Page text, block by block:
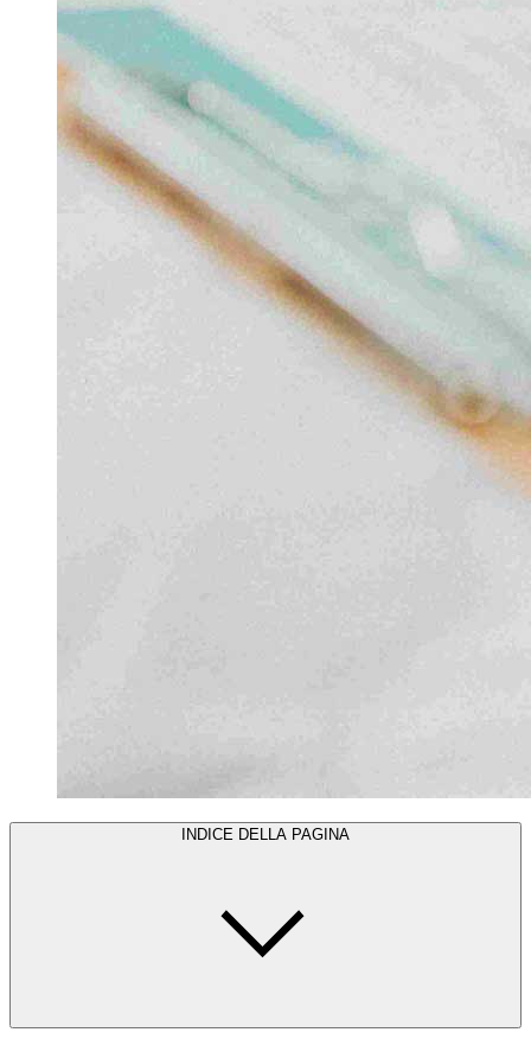
INDICE DELLA PAGINA